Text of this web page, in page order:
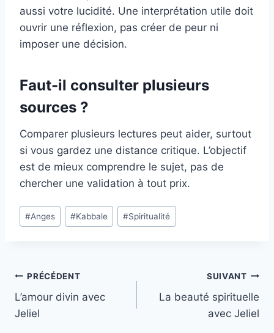
aussi votre lucidité. Une interprétation utile doit
ouvrir une réflexion, pas créer de peur ni
imposer une décision.
Faut-il consulter plusieurs
sources ?
Comparer plusieurs lectures peut aider, surtout
si vous gardez une distance critique. L’objectif
est de mieux comprendre le sujet, pas de
chercher une validation à tout prix.
Étiquettes
de
#Anges #Kabbale #Spiritualité
Navigation
de
PRÉCÉDENT
L’amour divin avec
Jeliel
SUIVANT
La beauté spirituelle
avec Jeliel